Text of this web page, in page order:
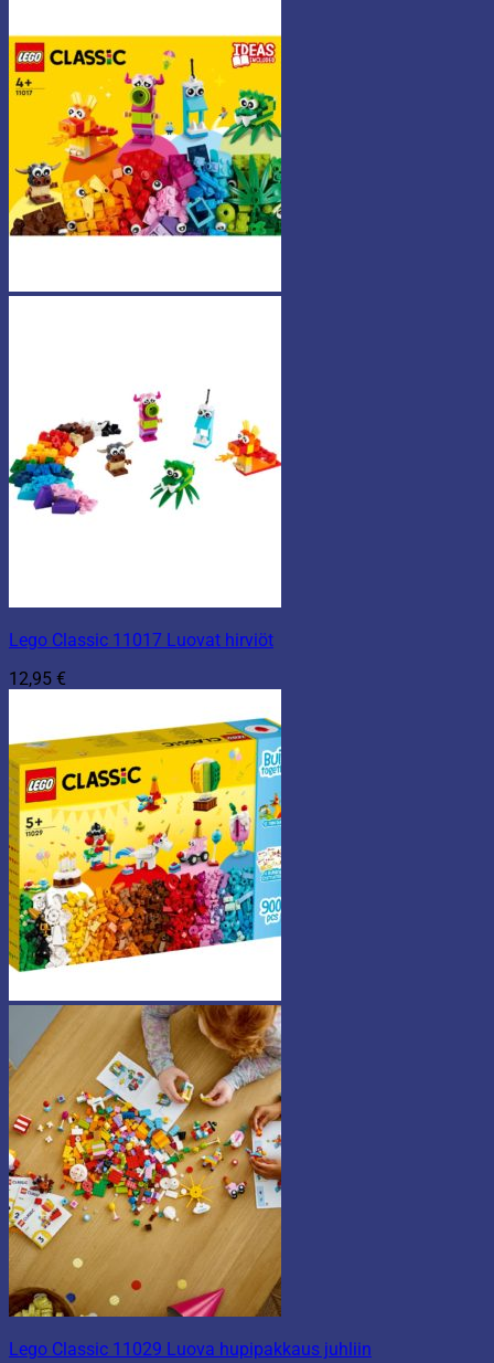
Lego Classic 11017 Luovat hirviöt
12,95 €
Lego Classic 11029 Luova hupipakkaus juhliin